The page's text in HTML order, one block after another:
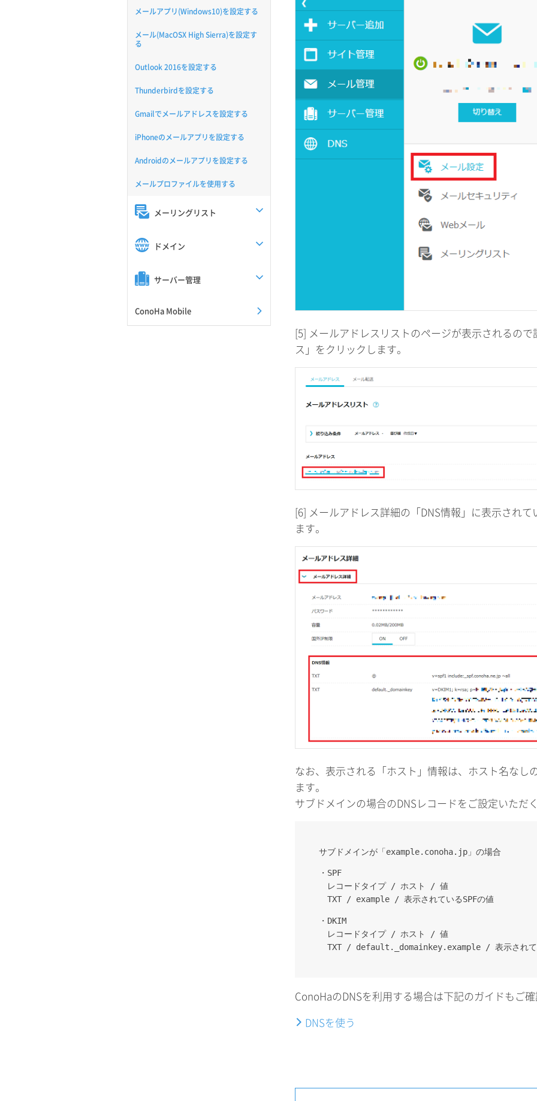
メールアプリ(Windows10)を設定する
メール(MacOSX High Sierra)を設定す
る
Outlook 2016を設定する
Thunderbirdを設定する
Gmailでメールアドレスを設定する
iPhoneのメールアプリを設定する
Androidのメールアプリを設定する
メールプロファイルを使用する
メーリングリスト
ドメイン
サーバー管理
ConoHa Mobile
[5] メールアドレスリストのページが表示されるの
ス」をクリックします。
[6] メールアドレス詳細の「DNS情報」に表示され
ます。
なお、表示される「ホスト」情報は、ホスト名なし
ます。
サブドメインの場合のDNSレコードをご設定いただ
サブドメインが「example.conoha.jp」の場合
・SPF
レコードタイプ / ホスト / 値
TXT / example / 表示されているSPFの値
・DKIM
レコードタイプ / ホスト / 値
TXT / default._domainkey.example / 表示されて
ConoHaのDNSを利用する場合は下記のガイドもご確
DNSを使う